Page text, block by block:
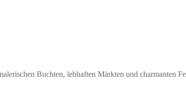
Buchten, lebhaften Märkten und charmanten